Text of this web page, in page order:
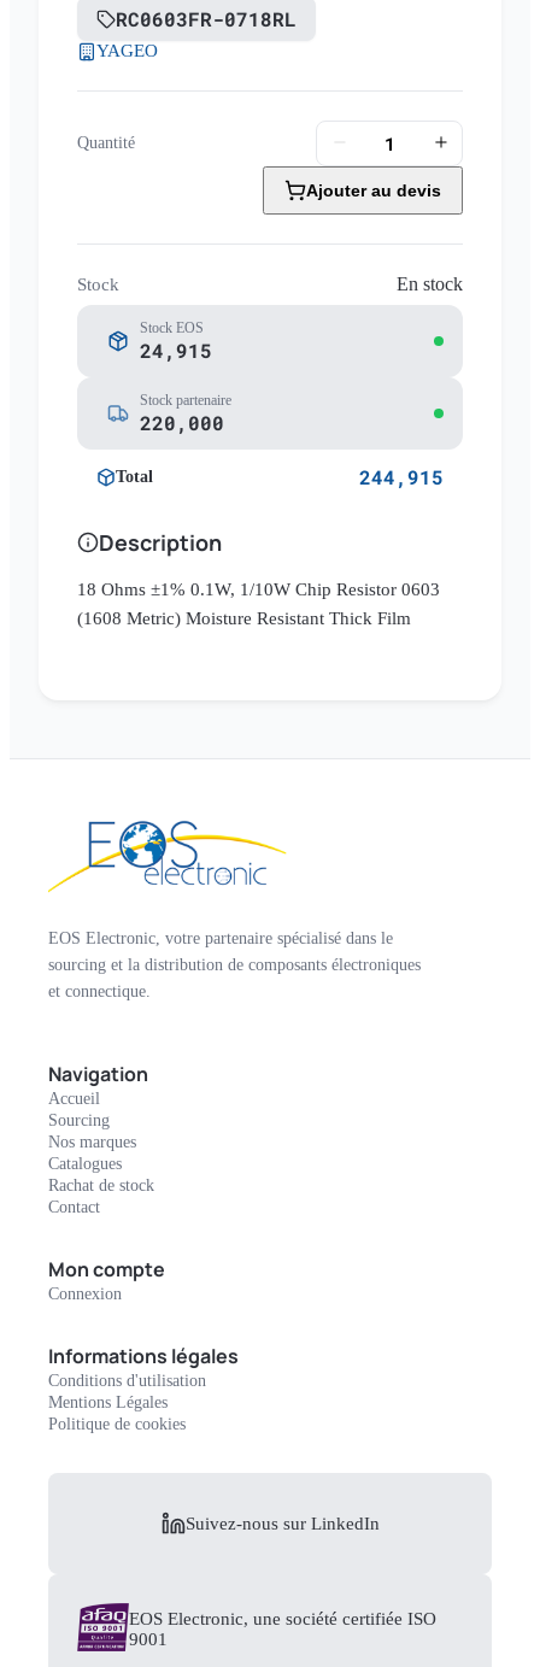
RC0603FR-0718RL
YAGEO
Quantité
Ajouter au devis
Stock En stock
Stock EOS
24,915
Stock partenaire
220,000
Total 244,915
Description
18 Ohms ±1% 0.1W, 1/10W Chip Resistor 0603
(1608 Metric) Moisture Resistant Thick Film
EOS Electronic, votre partenaire spécialisé dans le
sourcing et la distribution de composants électroniques
et connectique.
Navigation
Accueil
Sourcing
Nos marques
Catalogues
Rachat de stock
Contact
Mon compte
Connexion
Informations légales
Conditions d'utilisation
Mentions Légales
Politique de cookies
Suivez-nous sur LinkedIn
EOS Electronic, une société certifiée ISO
9001